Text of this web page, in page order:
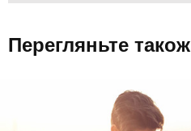
Перегляньте також